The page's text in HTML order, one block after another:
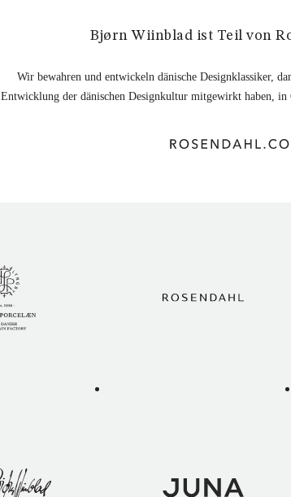
Bjørn Wiinblad ist Teil von
Wir bewahren und entwickeln dänische Designklassiker,
Entwicklung der dänischen Designkultur mitgewirkt haben,